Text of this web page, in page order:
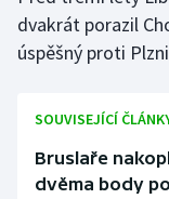
dvakrát porazil
úspěšný proti
SOUVISEJÍCÍ
Bruslaře
dvěma body